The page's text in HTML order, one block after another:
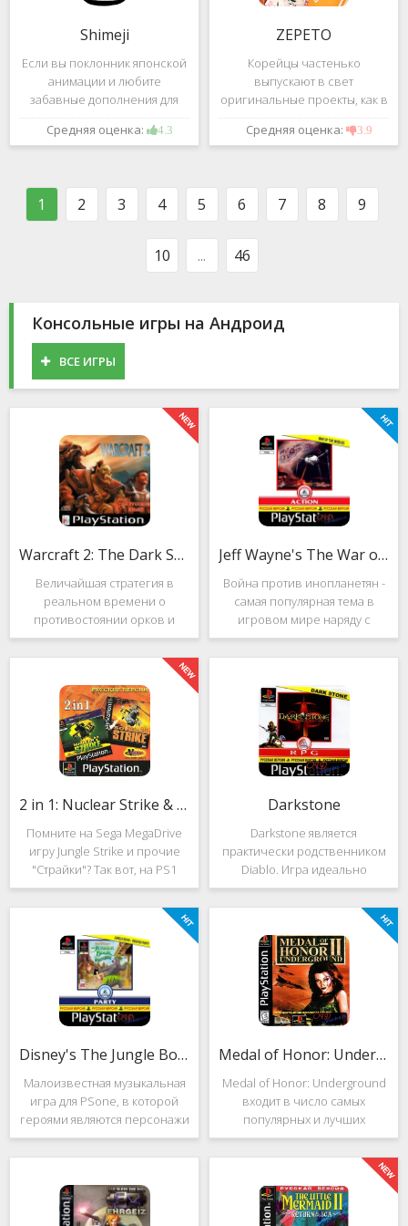
Shimeji
Если вы поклонник японской
анимации и любите
забавные дополнения для
своего смартфона, обратите
внимание на Shimeji -
устройства милыми
персонажами в
Средняя оценка: 4.3
ZEPETO
Корейцы частенько
выпускают в свет
оригинальные проекты, как в
сфере игр, так и приложений.
Так, ZEPETO стремительно
Южной Кореи, не смотря на
Средняя оценка: 3.9
1 2 3 4 5 6 7 8 9
10 ... 46
Консольные игры на Андроид
ВСЕ ИГРЫ
Warcraft 2: The Dark Saga
Величайшая стратегия в
реальном времени о
противостоянии орков и
людей. Warcraft 2: The Dark
Saga рассказывает
классическую историю, в
которой идёт битва за
королевство Азерот в мире
Средневековья с
Jeff Wayne's The War of the Worlds
Война против инопланетян -
самая популярная тема в
игровом мире наряду с
войнами против
террористов и зомби. Здесь
народы объединяются в
борьбе с врагом, Земля
рушится, но
2 in 1: Nuclear Strike & Soviet Strike
Помните на Sega MegaDrive
игру Jungle Strike и прочие
"Страйки"? Так вот, на PS1
данная серия продолжила
своё существование. Вышло
ещё 2 "Страйка", где мы всё
так же управляем вертолётом
и уничтожаем
Darkstone
Darkstone является
практически родственником
Diablo. Игра идеально
подойдёт для тех, кто ищет
альтернативу последнему.
Несмотря на то, что эти 2
игры создавались разными
людьми, Darkstone имеет
общие
Disney's The Jungle Book: Groove Party
Малоизвестная музыкальная
игра для PSone, в которой
героями являются персонажи
"Книги джунглей". Это не
платформер и не Action.
оригинален. Перед стартом
вы будете выбирать песню.
Medal of Honor: Underground
Medal of Honor: Underground
входит в число самых
популярных и лучших
шутеров от первого лица для
Sony Playstation. Эта игра
посвящена Второй мировой
войне. Вы будете играть за
девушку Менон. Являясь